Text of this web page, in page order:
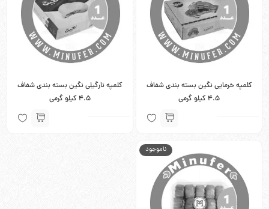
کلمپه خرمایی نگین بسته بندی شفاف
4.5 کیلو گرمی
کلمپه نارگیلی نگین بسته بندی شفاف
4.5 کیلو گرمی
ناموجود